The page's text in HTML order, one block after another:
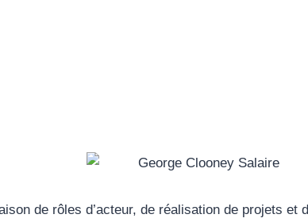
de rôles d’acteur, de réalisation de projets